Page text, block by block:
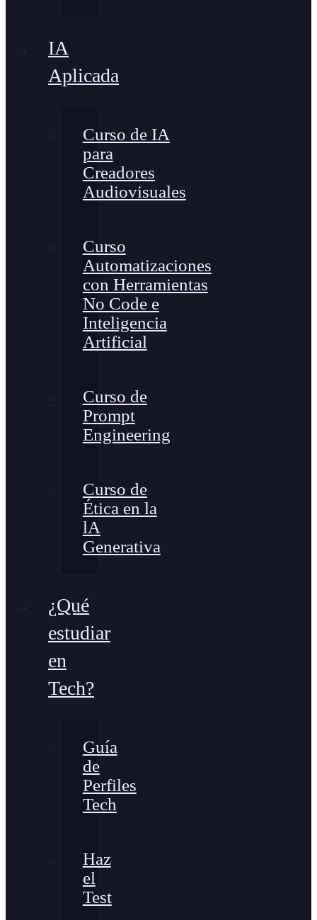
IA
Aplicada
Curso de IA
para
Creadores
Audiovisuales
Curso
Automatizaciones
con Herramientas
No Code e
Inteligencia
Artificial
Curso de
Prompt
Engineering
Curso de
Ética en la
lA
Generativa
¿Qué
estudiar
en
Tech?
Guía
de
Perfiles
Tech
Haz
el
Test